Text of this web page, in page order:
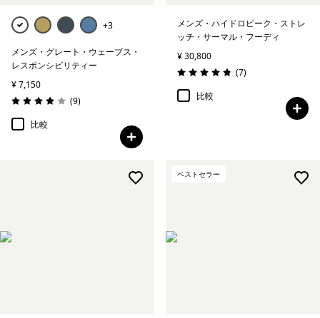
+3
メンズ・グレート・ウェーブス・
レスポンシビリティー
¥ 7,150
評価: 4.0 / 5
(9レビュー
)
比較
メンズ・ハイドロピーク・ストレ
ッチ・サーマル・フーディ
¥ 30,800
評価: 4.9 / 5
(7レビュー
)
比較
ベストセラー